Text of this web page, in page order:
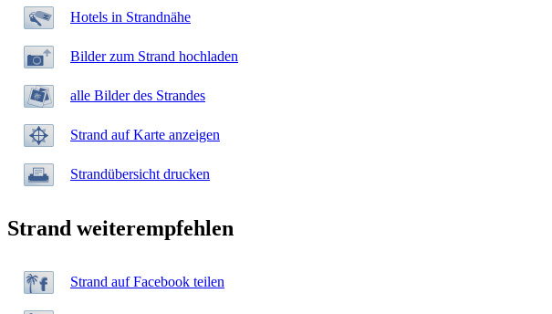
Hotels in Strandnähe
Bilder zum Strand hochladen
alle Bilder des Strandes
Strand auf Karte anzeigen
Strandübersicht drucken
Strand weiterempfehlen
Strand auf Facebook teilen